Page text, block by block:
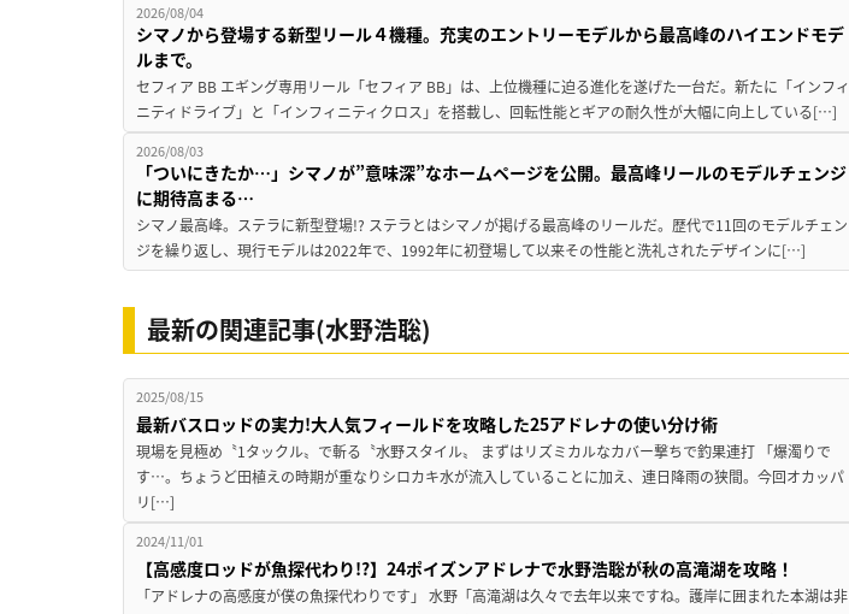
2026/08/04
シマノから登場する新型リール４機種。充実のエントリーモデルから最高峰のハイエンドモデ
ルまで。
セフィア BB エギング専用リール「セフィア BB」は、上位機種に迫る進化を遂げた一台だ。新たに「インフィ
ニティドライブ」と「インフィニティクロス」を搭載し、回転性能とギアの耐久性が大幅に向上している[…]
2026/08/03
「ついにきたか…」シマノが”意味深”なホームページを公開。最高峰リールのモデルチェンジ
に期待高まる…
シマノ最高峰。ステラに新型登場!? ステラとはシマノが掲げる最高峰のリールだ。歴代で11回のモデルチェン
ジを繰り返し、現行モデルは2022年で、1992年に初登場して以来その性能と洗礼されたデザインに[…]
最新の関連記事(水野浩聡)
2025/08/15
最新バスロッドの実力!大人気フィールドを攻略した25アドレナの使い分け術
現場を見極め〝1タックル〟で斬る〝水野スタイル〟 まずはリズミカルなカバー撃ちで釣果連打 「爆濁りで
す…。ちょうど田植えの時期が重なりシロカキ水が流入していることに加え、連日降雨の狭間。今回オカッパ
リ[…]
2024/11/01
【高感度ロッドが魚探代わり!?】24ポイズンアドレナで水野浩聡が秋の高滝湖を攻略！
「アドレナの高感度が僕の魚探代わりです」 水野「高滝湖は久々で去年以来ですね。護岸に囲まれた本湖は非